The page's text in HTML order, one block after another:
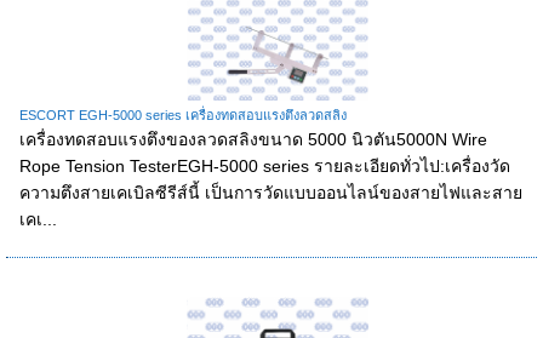
ESCORT EGH-5000 series เครื่องทดสอบแรงตึงลวดสลิง
เครื่องทดสอบแรงตึงของลวดสลิงขนาด 5000 นิวตัน5000N Wire
Rope Tension TesterEGH-5000 series รายละเอียดทั่วไป:เครื่องวัด
ความตึงสายเคเบิลซีรีส์นี้ เป็นการวัดแบบออนไลน์ของสายไฟและสาย
เคเ...